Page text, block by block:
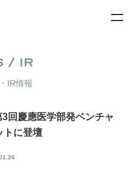
/ IR
IR情報
回慶應医学部発ベンチャ
トに登壇